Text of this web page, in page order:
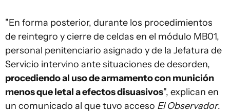
"En forma posterior, durante los procedimientos
de reintegro y cierre de celdas en el módulo MB01,
personal penitenciario asignado y de la Jefatura de
Servicio intervino ante situaciones de desorden,
procediendo al uso de armamento con munición
menos que letal a efectos disuasivos", explican en
un comunicado al que tuvo acceso El Observador.